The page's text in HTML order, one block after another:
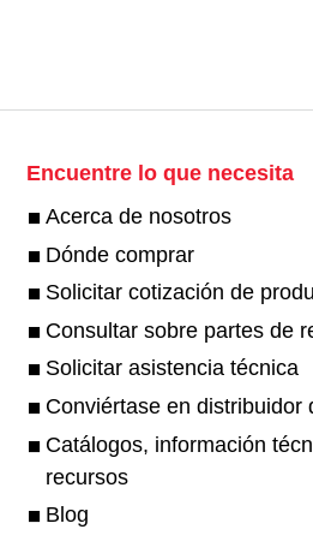
Encuentre lo que necesita
Acerca de nosotros
Dónde comprar
Solicitar cotización de
Consultar sobre partes de
Solicitar asistencia técnica
Conviértase en distribuidor
Catálogos, información
recursos
Blog